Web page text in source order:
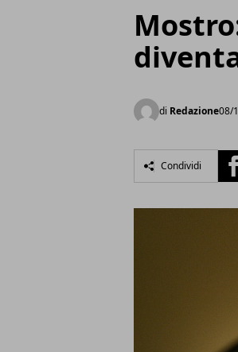
di Redazione08/
Condividi